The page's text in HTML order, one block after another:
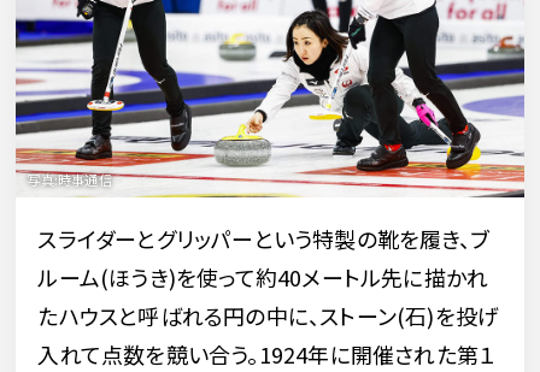
スライダーとグリッパーという特製の靴を履き、ブ
ルーム(ほうき)を使って約40メートル先に描かれ
たハウスと呼ばれる円の中に、ストーン(石)を投げ
入れて点数を競い合う。1924年に開催された第１